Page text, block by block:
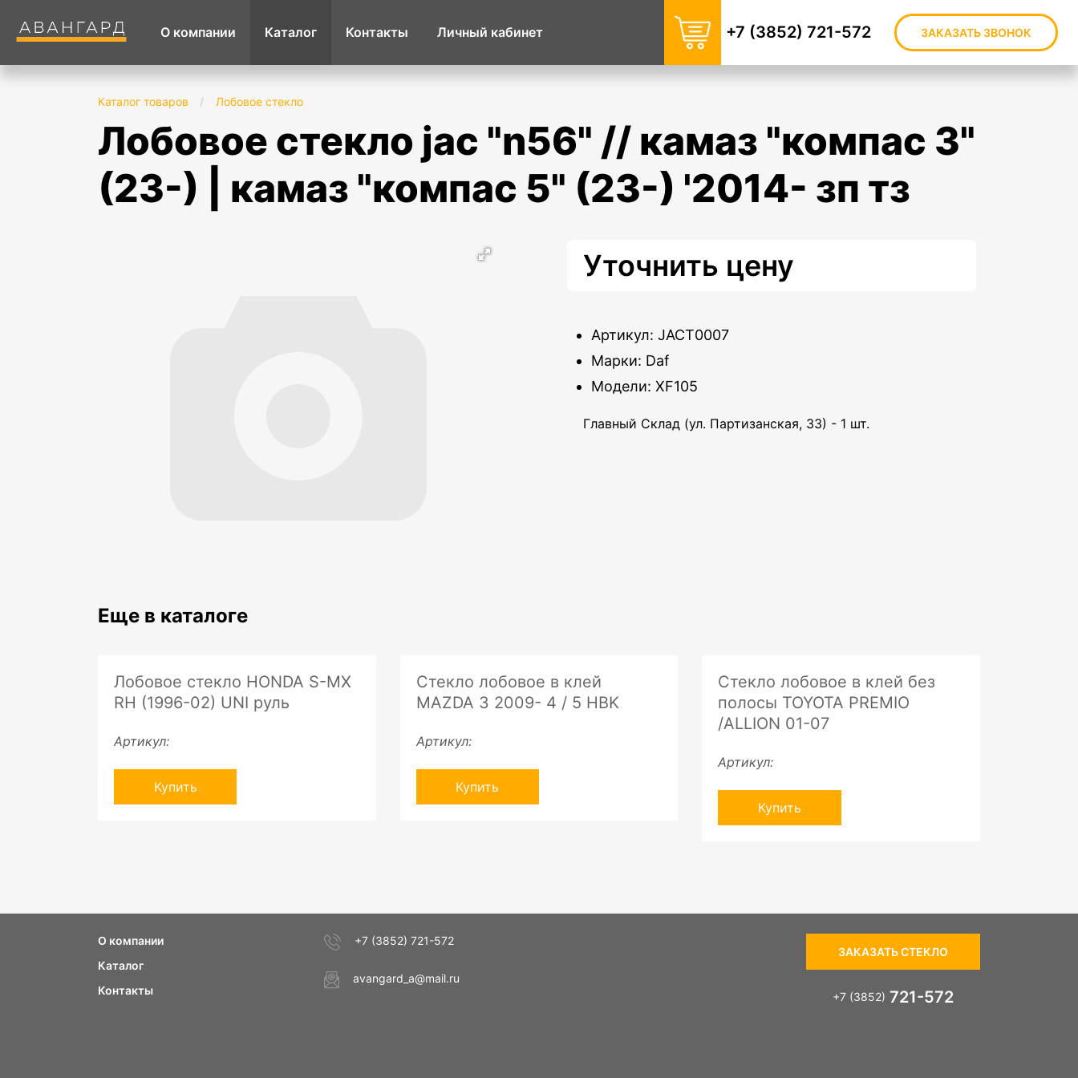
О компании Каталог Контакты Личный кабинет +7 (3852) 721-572 ЗАКАЗАТЬ ЗВОНОК
Каталог товаров / Лобовое стекло
лобовое стекло jac "n56" // камаз "компас 3"
(23-) | камаз "компас 5" (23-) '2014- зп тз
Уточнить цену
Артикул: JACT0007
Марки: Daf
Модели: XF105
Главный Склад (ул. Партизанская, 33) - 1 шт.
Еще в каталоге
Лобовое стекло HONDA S-MX
RH (1996-02) UNI руль
Артикул:
Купить
Стекло лобовое в клей
MAZDA 3 2009- 4 / 5 HBK
Артикул:
Купить
Стекло лобовое в клей без
полосы TOYOTA PREMIO
/ALLION 01-07
Артикул:
Купить
О компании
Каталог
Контакты
+7 (3852) 721-572
avangard_a@mail.ru
ЗАКАЗАТЬ СТЕКЛО
+7 (3852) 721-572